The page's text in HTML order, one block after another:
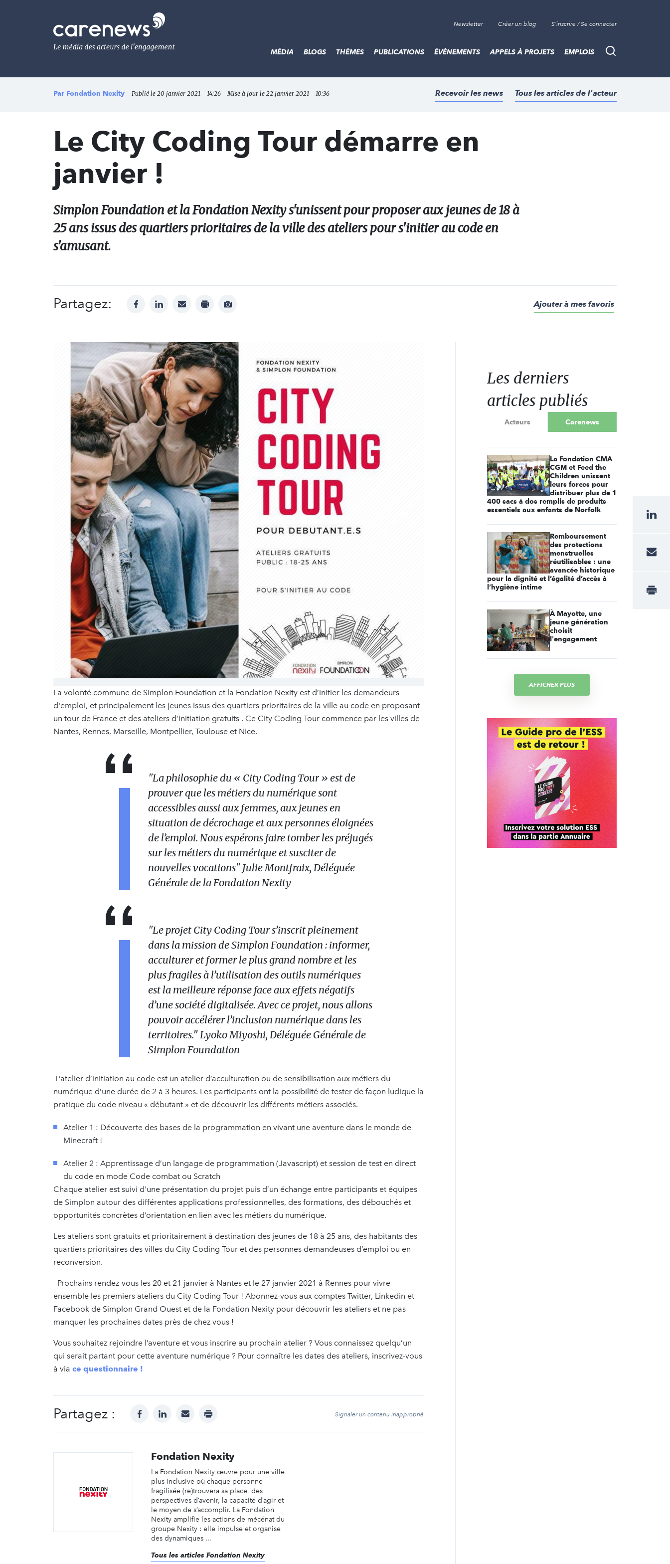
Le
média
de
l'engagement
Newsletter Créer un blog S'inscrire / Se connecter
Recherche
MÉDIA BLOGS THÈMES PUBLICATIONS ÉVÈNEMENTS APPELS À PROJETS EMPLOIS
Par Fondation Nexity - Publié le 20 janvier 2021 - 14:26 - Mise à jour le 22 janvier 2021 - 10:36 Recevoir les news Tous les articles de l'acteur
Le City Coding Tour démarre en
janvier !
Simplon Foundation et la Fondation Nexity s'unissent pour proposer aux jeunes de 18 à
25 ans issus des quartiers prioritaires de la ville des ateliers pour s'initier au code en
s'amusant.
Partagez: facebooklinkedinmail print
Afficher
Ajouter à mes favoris
La volonté commune de Simplon Foundation et la Fondation Nexity est d’initier les demandeurs
d'emploi, et principalement les jeunes issus des quartiers prioritaires de la ville au code en proposant
un tour de France et des ateliers d’initiation gratuits . Ce City Coding Tour commence par les villes de
Nantes, Rennes, Marseille, Montpellier, Toulouse et Nice.
"La philosophie du « City Coding Tour » est de
prouver que les métiers du numérique sont
accessibles aussi aux femmes, aux jeunes en
situation de décrochage et aux personnes éloignées
de l’emploi. Nous espérons faire tomber les préjugés
sur les métiers du numérique et susciter de
nouvelles vocations" Julie Montfraix, Déléguée
Générale de la Fondation Nexity
"Le projet City Coding Tour s’inscrit pleinement
dans la mission de Simplon Foundation : informer,
acculturer et former le plus grand nombre et les
plus fragiles à l’utilisation des outils numériques
est la meilleure réponse face aux effets négatifs
d’une société digitalisée. Avec ce projet, nous allons
pouvoir accélérer l’inclusion numérique dans les
territoires." Lyoko Miyoshi, Déléguée Générale de
Simplon Foundation
L’atelier d’initiation au code est un atelier d’acculturation ou de sensibilisation aux métiers du
numérique d’une durée de 2 à 3 heures. Les participants ont la possibilité de tester de façon ludique la
pratique du code niveau « débutant » et de découvrir les différents métiers associés.
Atelier 1 : Découverte des bases de la programmation en vivant une aventure dans le monde de
Minecraft !
Atelier 2 : Apprentissage d’un langage de programmation (Javascript) et session de test en direct
du code en mode Code combat ou Scratch
Chaque atelier est suivi d'une présentation du projet puis d’un échange entre participants et équipes
de Simplon autour des différentes applications professionnelles, des formations, des débouchés et
opportunités concrètes d’orientation en lien avec les métiers du numérique.
Les ateliers sont gratuits et prioritairement à destination des jeunes de 18 à 25 ans, des habitants des
quartiers prioritaires des villes du City Coding Tour et des personnes demandeuses d’emploi ou en
reconversion.
Prochains rendez-vous les 20 et 21 janvier à Nantes et le 27 janvier 2021 à Rennes pour vivre
ensemble les premiers ateliers du City Coding Tour ! Abonnez-vous aux comptes Twitter, Linkedin et
Facebook de Simplon Grand Ouest et de la Fondation Nexity pour découvrir les ateliers et ne pas
manquer les prochaines dates près de chez vous !
Vous souhaitez rejoindre l’aventure et vous inscrire au prochain atelier ? Vous connaissez quelqu’un
qui serait partant pour cette aventure numérique ? Pour connaître les dates des ateliers, inscrivez-vous
à via ce questionnaire !
Partagez : facebooklinkedinmail print Signaler un contenu inapproprié
Fondation Nexity
La Fondation Nexity œuvre pour une ville
plus inclusive où chaque personne
fragilisée (re)trouvera sa place, des
perspectives d’avenir, la capacité d’agir et
le moyen de s’accomplir. La Fondation
Nexity amplifie les actions de mécénat du
groupe Nexity : elle impulse et organise
des dynamiques ...
Tous les articles Fondation Nexity
Les derniers
articles publiés
Acteurs Carenews
La Fondation CMA
CGM et Feed the
Children unissent
leurs forces pour
distribuer plus de 1
400 sacs à dos remplis de produits
essentiels aux enfants de Norfolk
Remboursement
des protections
menstruelles
réutilisables : une
avancée historique
pour la dignité et l’égalité d’accès à
l’hygiène intime
À Mayotte, une
jeune génération
choisit
l'engagement
AFFICHER PLUS